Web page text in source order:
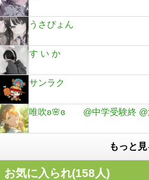
うさぴょん
す い か
サンラク
唯吹ʚ🌸ɞ @中学受験終 @
もっと見
お気に入られ(158人)